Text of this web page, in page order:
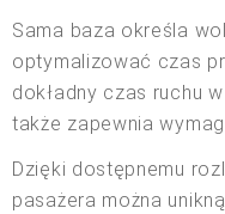
Sama baza określa
optymalizować czas
dokładny czas ruchu
także zapewnia
Dzięki dostępnemu
pasażera można